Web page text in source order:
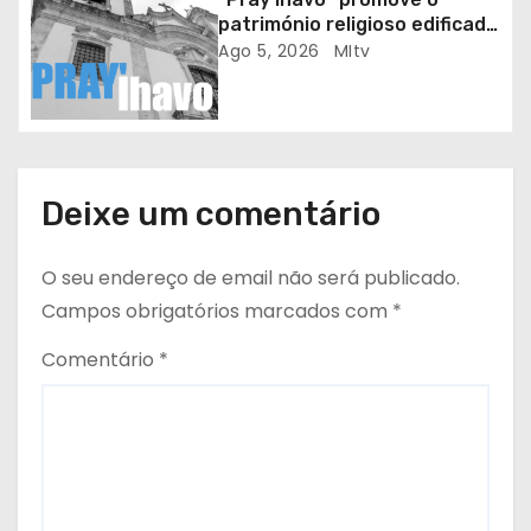
o
s
património religioso edificado
do Arciprestado
Ago 5, 2026 MItv
Deixe um comentário
O seu endereço de email não será publicado.
Campos obrigatórios marcados com *
Comentário *